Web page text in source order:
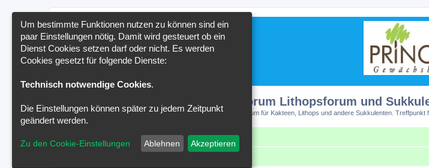
Kakteenforum Lithopsforum und
Forum für Kakteen, Lithops und andere Sukkulenten.
Um bestimmte Funktionen nutzen zu können sind ein
paar Einstellungen nötig. Damit wird gesteuert ob ein
Dienst Cookies setzen darf oder nicht. Es werden
Cookies gesetzt für folgende Dienste:
Technisch notwendige Cookies.
Die Einstellungen können später zu jedem Zeitpunkt
geändert werden.
Zu den Cookie-Einstellungen Ablehnen Akzeptieren